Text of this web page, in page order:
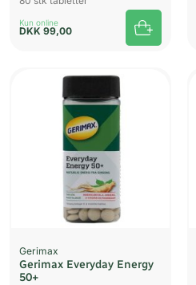
Kun online
DKK 99,00
Gerimax
Gerimax Everyday Energy
50+